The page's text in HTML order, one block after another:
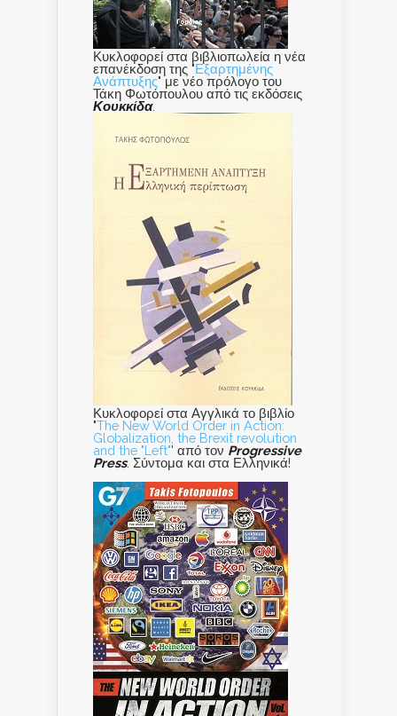
Κυκλοφορεί στα βιβλιοπωλεία η νέα
επανέκδοση της "Εξαρτημένης
Ανάπτυξης" με νέο πρόλογο του
Τάκη Φωτόπουλου από τις εκδόσεις
Κουκκίδα.
Κυκλοφορεί στα Αγγλικά το βιβλίο
"The New World Order in Action:
Globalization, the Brexit revolution
and the "Left"' από τον Progressive
Press. Σύντομα και στα Ελληνικά!